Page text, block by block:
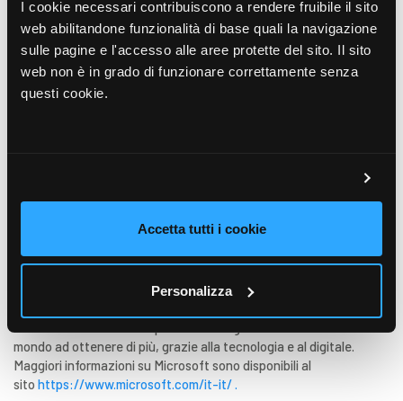
I cookie necessari contribuiscono a rendere fruibile il sito
web abilitandone funzionalità di base quali la navigazione
sulle pagine e l'accesso alle aree protette del sito. Il sito
web non è in grado di funzionare correttamente senza
questi cookie.
Accetta tutti i cookie
Personalizza
soluzioni digitali attraverso software innovativi e flessibili che
migliorano l’efficienza, i processi decisionali e le performance
aziendali. Con headquarter a Lucca e sedi a Parigi, Londra e New
York, supporta le aziende nel raggiungimento dei loro obiettivi
strategici. Oggi è partner di fiducia di oltre 500 clienti di ogni
Microsoft abilita le organizzazioni a realizzare i loro progetti di
trasformazione digitale con nuovi scenari di innovazione, come
mondo ad ottenere di più, grazie alla tecnologia e al digitale.
Maggiori informazioni su Microsoft sono disponibili al
sito https://www.microsoft.com/it-it/ .